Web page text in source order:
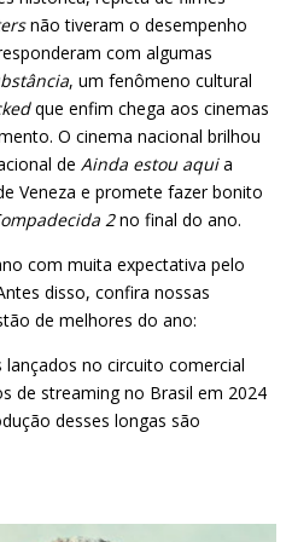
não tiveram o desempenho
com algumas
, um fenômeno cultural
que enfim chega aos cinemas
O cinema nacional brilhou
deAinda estou aquia
Veneza e promete fazer bonito
2no final do ano.
com muita expectativa pelo
disso, confira nossas
de melhores do ano:
no circuito comercial
de streaming no Brasil em 2024
desses longas são